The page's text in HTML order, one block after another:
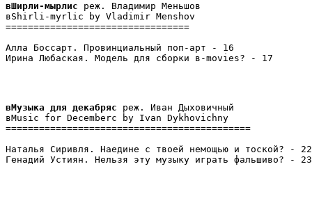
вШирли-мырлис реж. Владимир Меньшов
вShirli-myrliс by Vladimir Menshov
=================================
Алла Боссарт. Провинциальный поп-арт - 16
Ирина Любаская. Модель для сборки в-movies? - 17
вМузыка для декабряс реж. Иван Дыховичный
вMusic for Decemberс by Ivan Dykhovichny
============================================
Наталья Сиривля. Наедине с твоей немощью и тоской? - 22
Генадий Устиян. Нельзя эту музыку играть фальшиво? - 23